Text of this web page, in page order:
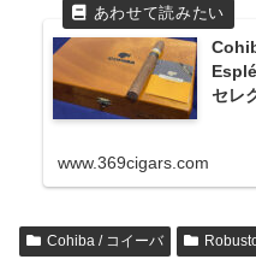
セレ
www.369cigars.com
Cohiba / コイーバ